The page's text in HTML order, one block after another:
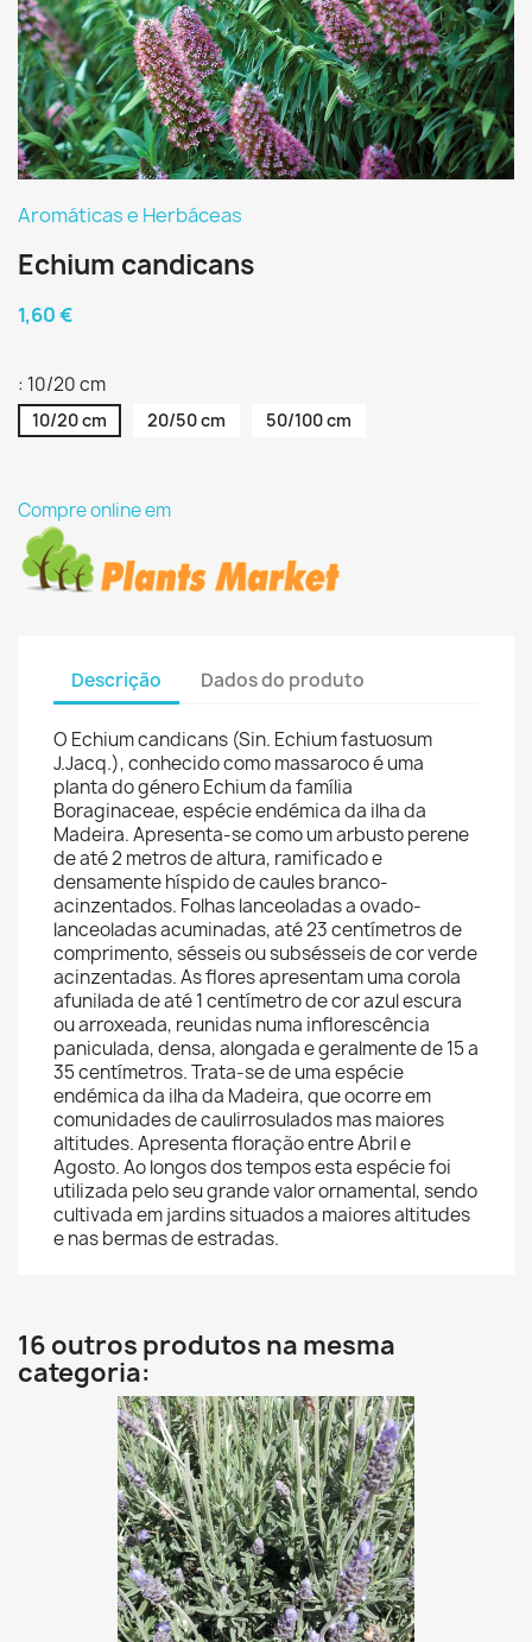
Aromáticas e Herbáceas
Echium candicans
1,60 €
: 10/20 cm
10/20 cm 20/50 cm 50/100 cm
Compre online em
Descrição Dados do produto
O Echium candicans (Sin. Echium fastuosum
J.Jacq.), conhecido como massaroco é uma
planta do género Echium da família
Boraginaceae, espécie endémica da ilha da
Madeira. Apresenta-se como um arbusto perene
de até 2 metros de altura, ramificado e
densamente híspido de caules branco-
acinzentados. Folhas lanceoladas a ovado-
lanceoladas acuminadas, até 23 centímetros de
comprimento, sésseis ou subsésseis de cor verde
acinzentadas. As flores apresentam uma corola
afunilada de até 1 centímetro de cor azul escura
ou arroxeada, reunidas numa inflorescência
paniculada, densa, alongada e geralmente de 15 a
35 centímetros. Trata-se de uma espécie
endémica da ilha da Madeira, que ocorre em
comunidades de caulirrosulados mas maiores
altitudes. Apresenta floração entre Abril e
Agosto. Ao longos dos tempos esta espécie foi
utilizada pelo seu grande valor ornamental, sendo
cultivada em jardins situados a maiores altitudes
e nas bermas de estradas.
16 outros produtos na mesma
categoria: